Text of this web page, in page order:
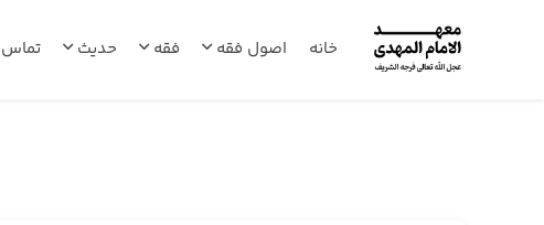
خانه اصول فقه فقه حدیث تماس